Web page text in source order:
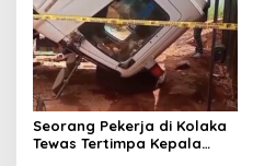
Seorang Pekerja di Kolaka
Tewas Tertimpa Kepala